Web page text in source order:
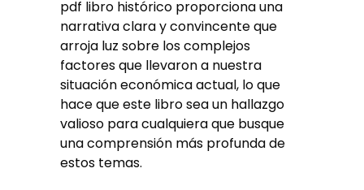
pdf libro histórico proporciona una
narrativa clara y convincente que
arroja luz sobre los complejos
factores que llevaron a nuestra
situación económica actual, lo que
hace que este libro sea un hallazgo
valioso para cualquiera que busque
una comprensión más profunda de
estos temas.